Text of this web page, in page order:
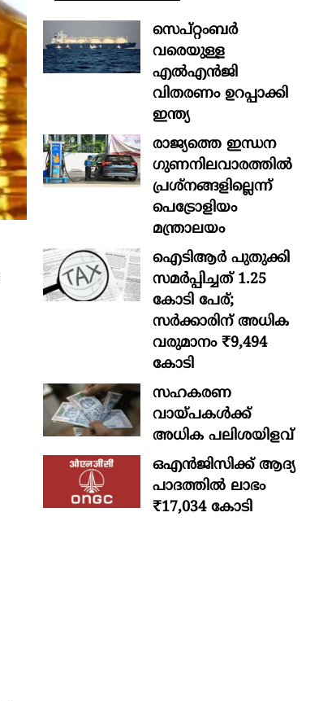
സെപ്റ്റംബർ
വരെയുള്ള
എൽഎൻജി
വിതരണം ഉറപ്പാക്കി
ഇന്ത്യ
രാജ്യത്തെ ഇന്ധന
ഗുണനിലവാരത്തില്‍
പ്രശ്‌നങ്ങളില്ലെന്ന്
പെട്രോളിയം
മന്ത്രാലയം
ഐടിആര്‍ പുതുക്കി
സമർപ്പിച്ചത് 1.25
കോടി പേര്;
സർക്കാരിന് അധിക
വരുമാനം ₹9,494
കോടി
സഹകരണ
വായ്പകള്‍ക്ക്
അധിക പലിശയിളവ്
ഒഎന്‍ജിസിക്ക് ആദ്യ
പാദത്തില്‍ ലാഭം
₹17,034 കോടി